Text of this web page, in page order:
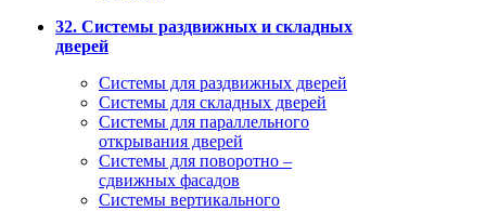
32. Системы раздвижных и складных
дверей
Системы для раздвижных дверей
Системы для складных дверей
Системы для параллельного
открывания дверей
Системы для поворотно –
сдвижных фасадов
Системы вертикального